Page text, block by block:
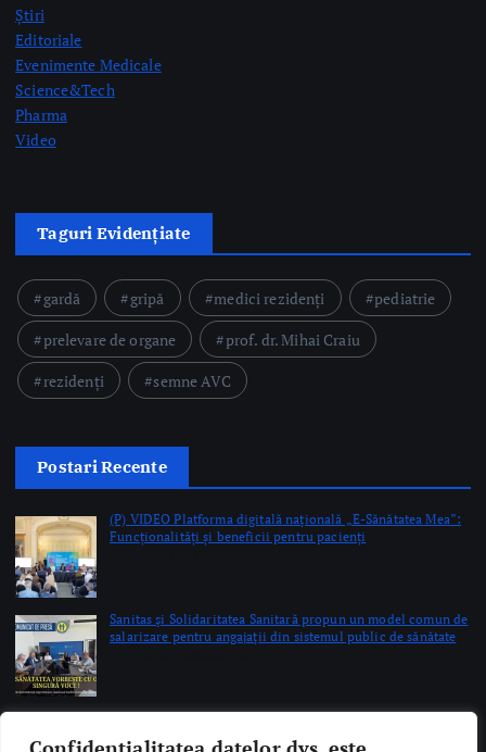
Science&Tech
Pharma
Video
gardă gripă
prelevare de organe
prof. dr. Mihai Craiu
rezidenți
semne AVC
Postari Recente
Funcționalități și beneficii pentru pacienți
by Mateescu Cristi
by Briana Teodorescu